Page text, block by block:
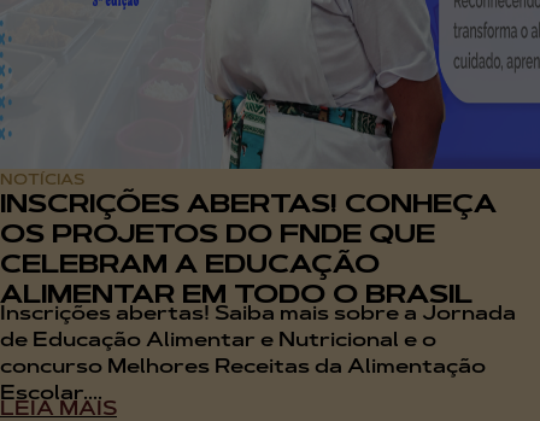
NOTÍCIAS
INSCRIÇÕES ABERTAS! CONHEÇA
OS PROJETOS DO FNDE QUE
CELEBRAM A EDUCAÇÃO
ALIMENTAR EM TODO O BRASIL
Inscrições abertas! Saiba mais sobre a Jornada
de Educação Alimentar e Nutricional e o
concurso Melhores Receitas da Alimentação
Escolar....
LEIA MAIS